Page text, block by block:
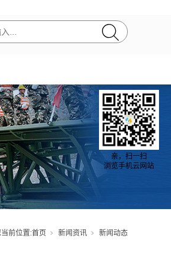
前位置:首页 新闻资讯 新闻动态
亲，扫一扫
浏览手机云网站